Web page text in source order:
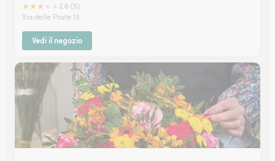
★★★
2.6 (5)
Via delle Poste 13
Vedi il negozio